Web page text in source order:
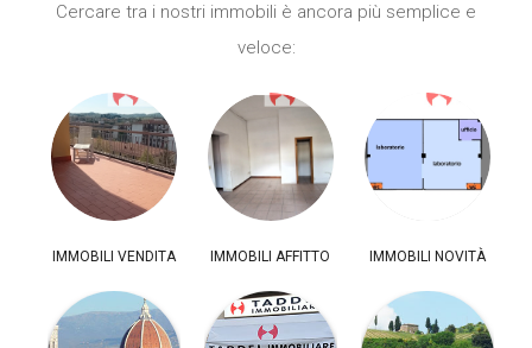
Cercare tra i nostri immobili è ancora più semplice e
veloce:
IMMOBILI VENDITA IMMOBILI AFFITTO IMMOBILI NOVITÀ